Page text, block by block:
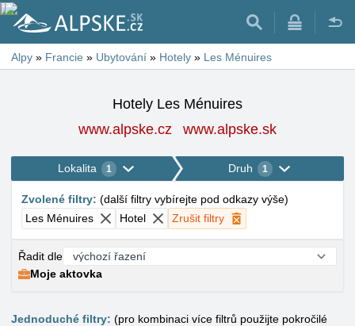
Alpy » Francie » Ubytování » Hotely » Les Ménuires
Hotely Les Ménuires
www.alpske.cz
www.alpske.sk
Lokalita 1 Druh 1
Zvolené filtry: (další filtry vybírejte pod odkazy výše)
Les Ménuires
Hotel Zrušit filtry
Řadit dle
Moje aktovka
Jednoduché filtry: (pro kombinaci více filtrů použijte pokročilé